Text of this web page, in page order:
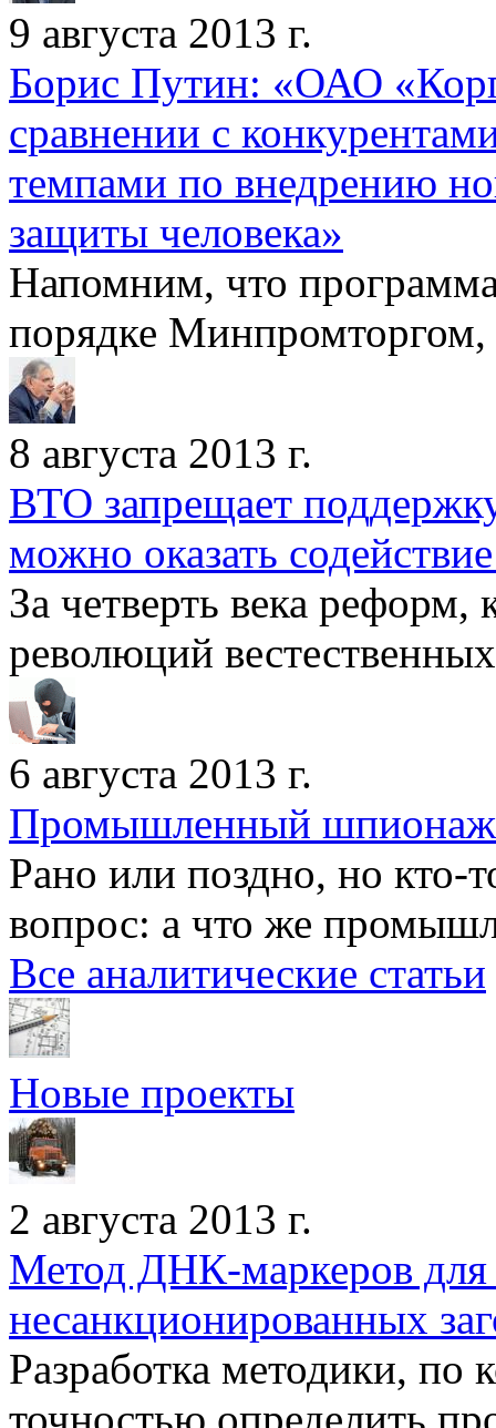
9 августа 2013 г.
Борис Путин: «ОАО
сравнении с
темпами по внедрению
защиты человека»
Напомним, что программа
порядке
8 августа 2013 г.
ВТО запрещает
можно оказать
За четверть века
революций
6 августа 2013 г.
Промышленный
Рано или поздно, но кто-
вопрос: а что же
Все аналитические статьи
Новые проекты
2 августа 2013 г.
Метод ДНК-маркеров для
несанкционированных
Разработка методики, по